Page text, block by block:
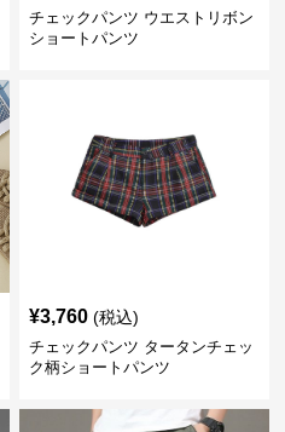
チェックパンツ ウエストリボン
ショートパンツ
¥3,760 (税込)
チェックパンツ タータンチェッ
ク柄ショートパンツ